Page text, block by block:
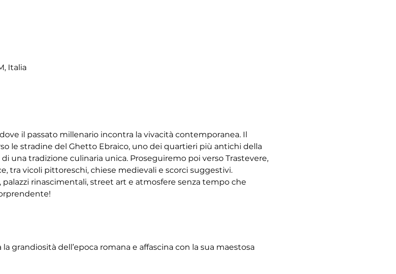
Italia
il passato millenario incontra la vivacità contemporanea. Il
le stradine del Ghetto Ebraico, uno dei quartieri più antichi della
una tradizione culinaria unica. Proseguiremo poi verso Trastevere,
tra vicoli pittoreschi, chiese medievali e scorci suggestivi.
rinascimentali, street art e atmosfere senza tempo che
grandiosità dell’epoca romana e affascina con la sua maestosa